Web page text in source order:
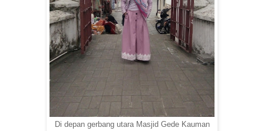
Di depan gerbang utara Masjid Gede Kauman